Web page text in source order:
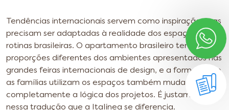
Tendências internacionais servem como inspiração, mas
precisam ser adaptadas à realidade dos espaços e das
rotinas brasileiras. O apartamento brasileiro tem
proporções diferentes dos ambientes apresentados nas
grandes feiras internacionais de design, e a forma como
as famílias utilizam os espaços também muda
completamente a lógica dos projetos. É justamente
nessa tradução que a Italínea se diferencia.